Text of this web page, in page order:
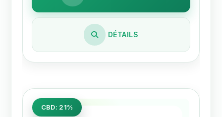
DÉTAILS
CBD: 21%